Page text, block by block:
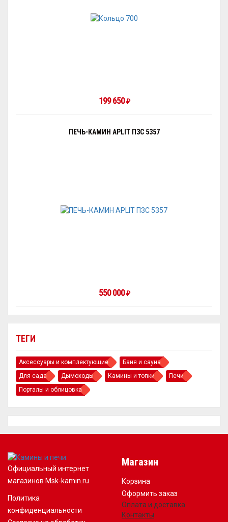
ТЕГИ
Аксессуары и комплектующие
Баня и сауна
Для сада
Дымоходы Камины и топки
Печи
Порталы и облицовка
199 650₽
ПЕЧЬ-КАМИН APLIT П3С 5357
550 000₽
Официальный интернет
магазинов Msk-kamin.ru
Политика
конфиденциальности
Магазин
Корзина
Оформить заказ
Оплата и доставка
Контакты